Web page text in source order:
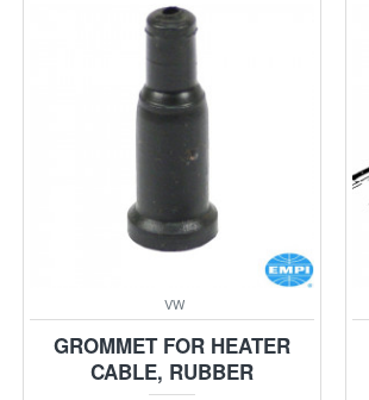
VW
GROMMET FOR HEATER
CABLE, RUBBER